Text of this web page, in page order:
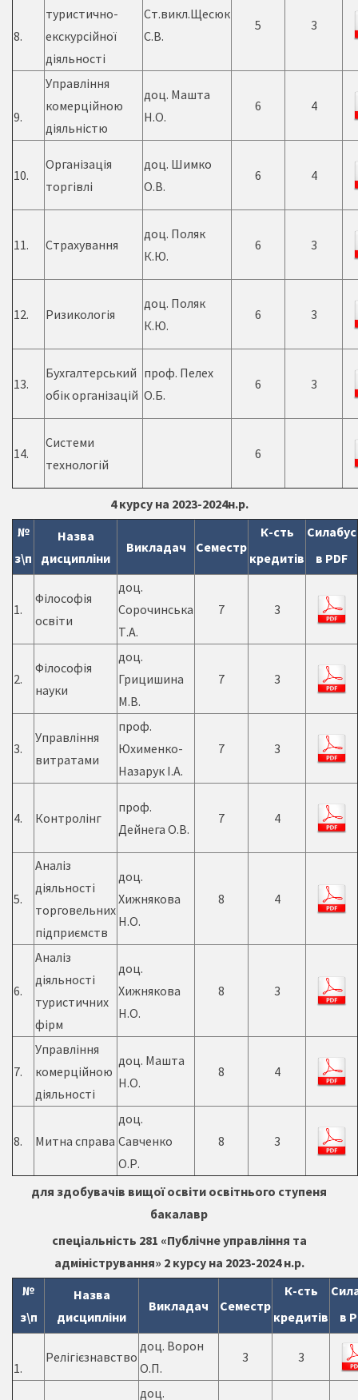
8.
туристично-
екскурсійної
діяльності
Ст.викл.Щесюк
С.В.
5 3
9.
Управління
комерційною
діяльністю
доц. Машта
Н.О.
6 4
10.
Організація
торгівлі
доц. Шимко
О.В.
6 4
11. Страхування
доц. Поляк
К.Ю.
6 3
12. Ризикологія
доц. Поляк
К.Ю.
6 3
13.
Бухгалтерський
обік організацій
проф. Пелех
О.Б.
6 3
14.
Системи
технологій
6
4 курсу на 2023-2024н.р.
№
з\п
Назва
дисципліни
Викладач Семестр
К-сть
кредитів
Силабус
в PDF
1.
Філософія
освіти
доц.
Сорочинська
Т.А.
7 3
2.
Філософія
науки
доц.
Грицишина
М.В.
7 3
3.
Управління
витратами
проф.
Юхименко-
Назарук І.А.
7 3
4. Контролінг
проф.
Дейнега О.В.
7 4
5.
Аналіз
діяльності
торговельних
підприємств
доц.
Хижнякова
Н.О.
8 4
6.
Аналіз
діяльності
туристичних
фірм
доц.
Хижнякова
Н.О.
8 3
7.
Управління
комерційною
діяльності
доц. Машта
Н.О.
8 4
8. Митна справа
доц.
Савченко
О.Р.
8 3
для здобувачів вищої освіти освітнього ступеня
бакалавр
спеціальність 281 «Публічне управління та
адміністрування» 2 курсу на 2023-2024 н.р.
№
з\п
Назва
дисципліни
Викладач Семестр
К-сть
кредитів
в
1.
Релігієзнавство
доц. Ворон
О.П.
3 3
доц.